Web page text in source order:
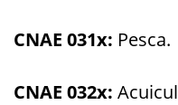
CNAE 031x: Pesca.
CNAE 032x: